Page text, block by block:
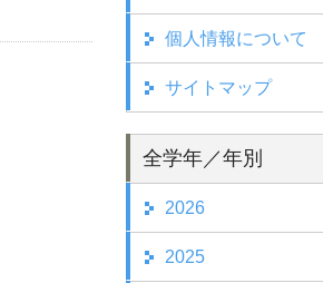
個人情報について
サイトマップ
全学年／年別
2026
2025